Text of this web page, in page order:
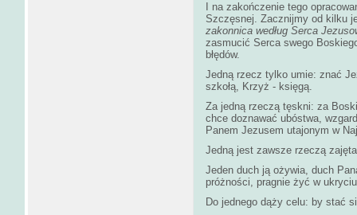
I na zakończenie tego
Szczęsnej. Zacznijmy od kilku
zakonnica według Serca
zasmucić Serca swego
błędów.
Jedną rzecz tylko umie: znać
szkołą, Krzyż - księgą.
Za jedną rzeczą tęskni: za
chce doznawać ubóstwa,
Panem Jezusem utajonym w
Jedną jest zawsze rzeczą
Jeden duch ją ożywia, duch
próżności, pragnie żyć w
Do jednego dąży celu: by stać